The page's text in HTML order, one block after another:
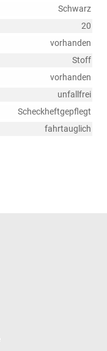
Schwarz
20
vorhanden
Stoff
vorhanden
unfallfrei
Scheckheftgepflegt
fahrtauglich